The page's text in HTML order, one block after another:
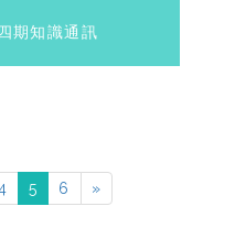
期知識通訊
5 6 »